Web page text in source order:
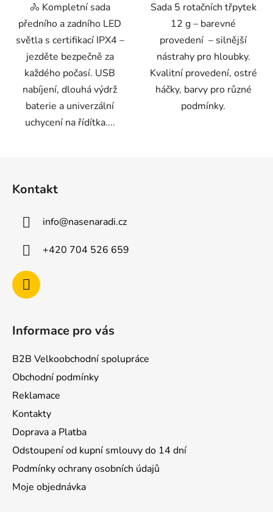
🚴 Kompletní sada
předního a zadního LED
světla s certifikací IPX4 –
jezděte bezpečně za
každého počasí. USB
nabíjení, dlouhá výdrž
baterie a univerzální
uchycení na řídítka....
Sada 5 rotačních třpytek
12 g – barevné
provedení – silnější
nástrahy pro hloubky.
Kvalitní provedení, ostré
háčky, barvy pro různé
podmínky.
Kontakt
info@nasenaradi.cz
+420 704 526 659
Informace pro vás
B2B Velkoobchodní spolupráce
Obchodní podmínky
Reklamace
Kontakty
Doprava a Platba
Odstoupení od kupní smlouvy do 14 dní
Podmínky ochrany osobních údajů
Moje objednávka